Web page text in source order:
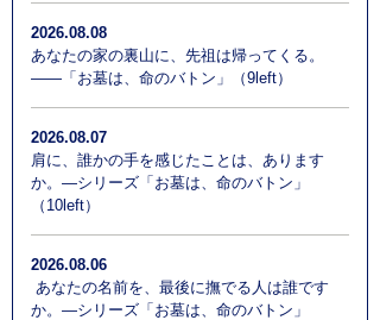
2026.08.08
あなたの家の裏山に、先祖は帰ってくる。
――「お墓は、命のバトン」（9left）
2026.08.07
肩に、誰かの手を感じたことは、あります
か。―シリーズ「お墓は、命のバトン」
（10left）
2026.08.06
あなたの名前を、最後に撫でる人は誰です
か。―シリーズ「お墓は、命のバトン」